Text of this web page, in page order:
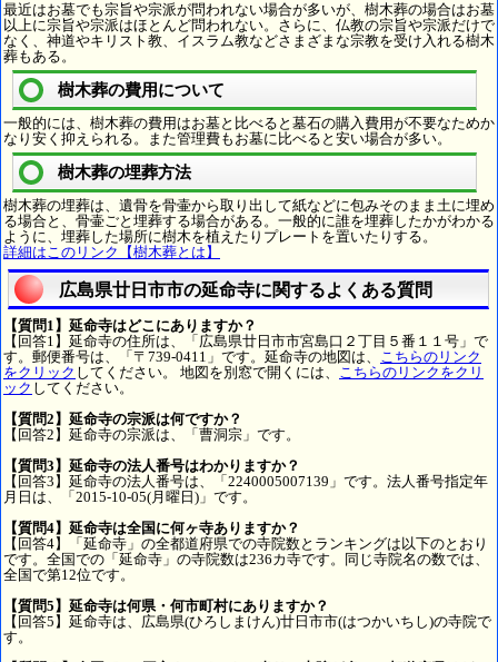
最近はお墓でも宗旨や宗派が問われない場合が多いが、樹木葬の場合はお墓
以上に宗旨や宗派はほとんど問われない。さらに、仏教の宗旨や宗派だけで
なく、神道やキリスト教、イスラム教などさまざまな宗教を受け入れる樹木
葬もある。
樹木葬の費用について
一般的には、樹木葬の費用はお墓と比べると墓石の購入費用が不要なためか
なり安く抑えられる。また管理費もお墓に比べると安い場合が多い。
樹木葬の埋葬方法
樹木葬の埋葬は、遺骨を骨壷から取り出して紙などに包みそのまま土に埋め
る場合と、骨壷ごと埋葬する場合がある。一般的に誰を埋葬したかがわかる
ように、埋葬した場所に樹木を植えたりプレートを置いたりする。
詳細はこのリンク【樹木葬とは】
広島県廿日市市の延命寺に関するよくある質問
【質問1】延命寺はどこにありますか？
【回答1】延命寺の住所は、「広島県廿日市市宮島口２丁目５番１１号」で
す。郵便番号は、「〒739-0411」です。延命寺の地図は、 こちらのリンク
をクリック してください。 地図を別窓で開くには、 こちらのリンクをクリ
ック してください。
【質問2】延命寺の宗派は何ですか？
【回答2】延命寺の宗派は、「曹洞宗」です。
【質問3】延命寺の法人番号はわかりますか？
【回答3】延命寺の法人番号は、「2240005007139」です。法人番号指定年
月日は、「2015-10-05(月曜日)」です。
【質問4】延命寺は全国に何ヶ寺ありますか？
【回答4】「延命寺」の全都道府県での寺院数とランキングは以下のとおり
です。全国での「延命寺」の寺院数は236カ寺です。同じ寺院名の数では、
全国で第12位です。
【質問5】延命寺は何県・何市町村にありますか？
【回答5】延命寺は、広島県(ひろしまけん)廿日市市(はつかいちし)の寺院で
す。